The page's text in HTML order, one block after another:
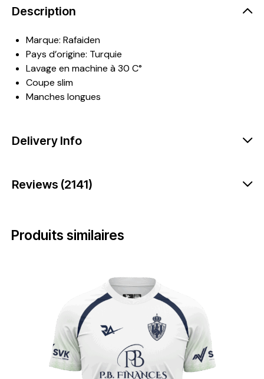
Description
Marque: Rafaiden
Pays d’origine: Turquie
Lavage en machine à 30 C°
Coupe slim
Manches longues
Delivery Info
Reviews (2141)
Produits similaires